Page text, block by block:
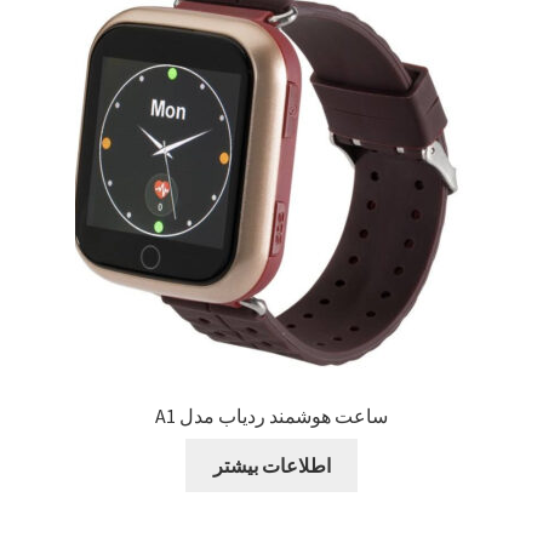
Sample Page
style guide
Typography
برگه نمونه
ساعت هوشمند ردیاب مدل A1
اطلاعات بیشتر